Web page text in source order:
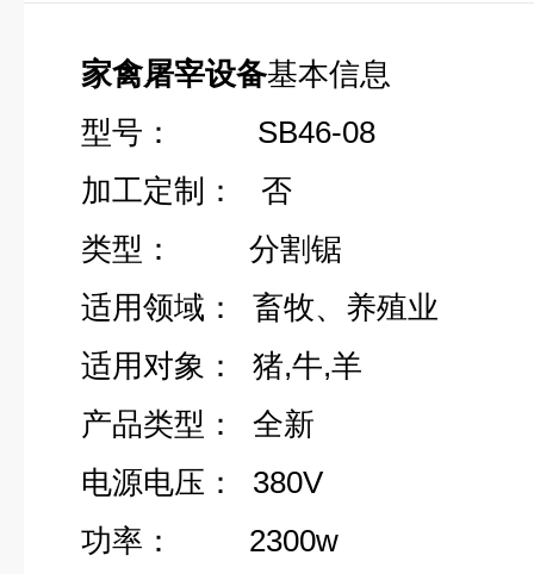
家禽屠宰设备基本信息
型号： SB46-08
加工定制： 否
类型： 分割锯
适用领域： 畜牧、养殖业
适用对象： 猪,牛,羊
产品类型： 全新
电源电压： 380V
功率： 2300w